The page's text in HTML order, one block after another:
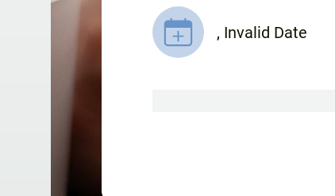
, Invalid Date